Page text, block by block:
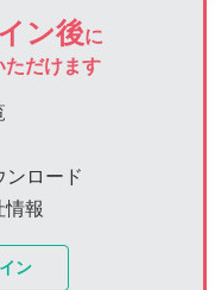
ン後に
ただけます
ンロード
情報
ン